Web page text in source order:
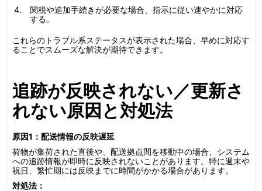
関税や追加手続きが必要な場合、指示に従い速やかに対応
する。
これらのトラブル系ステータスが表示された場合、早めに対応す
ることでスムーズな解決が期待できます。
追跡が反映されない／更新さ
れない原因と対処法
原因1：配送情報の反映遅延
荷物が集荷された直後や、配送拠点間を移動中の場合、システム
への追跡情報が即時に反映されないことがあります。特に週末や
祝日、繁忙期には反映までに時間がかかる場合があります。
対処法：